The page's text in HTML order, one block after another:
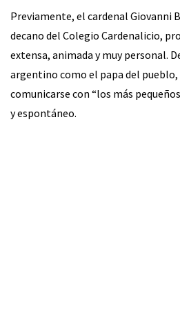
Previamente, el cardenal Giovanni
decano del Colegio Cardenalicio,
extensa, animada y muy personal.
argentino como el papa del pueblo,
comunicarse con “los más
y espontáneo.